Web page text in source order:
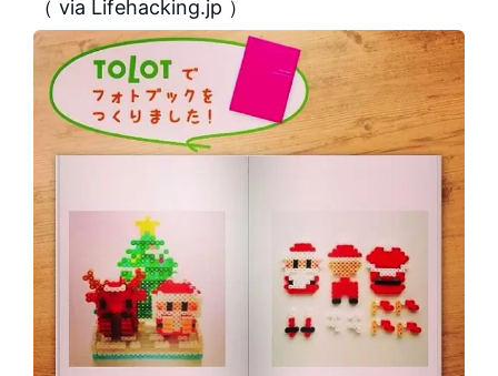
（ via Lifehacking.jp ）